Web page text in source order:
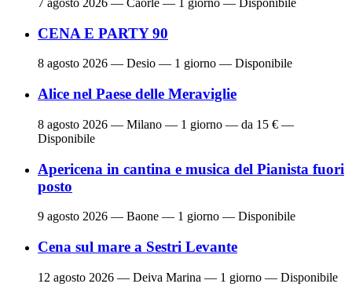
7 agosto 2026 — Caorle — 1 giorno — Disponibile
CENA E PARTY 90
8 agosto 2026 — Desio — 1 giorno — Disponibile
Alice nel Paese delle Meraviglie
8 agosto 2026 — Milano — 1 giorno — da 15 € —
Disponibile
Apericena in cantina e musica del Pianista fuori
posto
9 agosto 2026 — Baone — 1 giorno — Disponibile
Cena sul mare a Sestri Levante
12 agosto 2026 — Deiva Marina — 1 giorno — Disponibile